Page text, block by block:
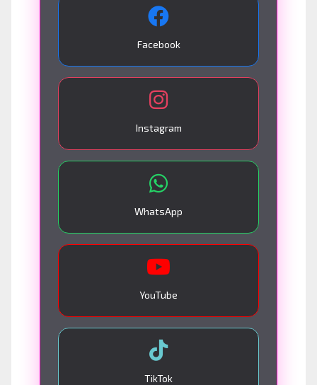
Facebook
Instagram
WhatsApp
YouTube
TikTok